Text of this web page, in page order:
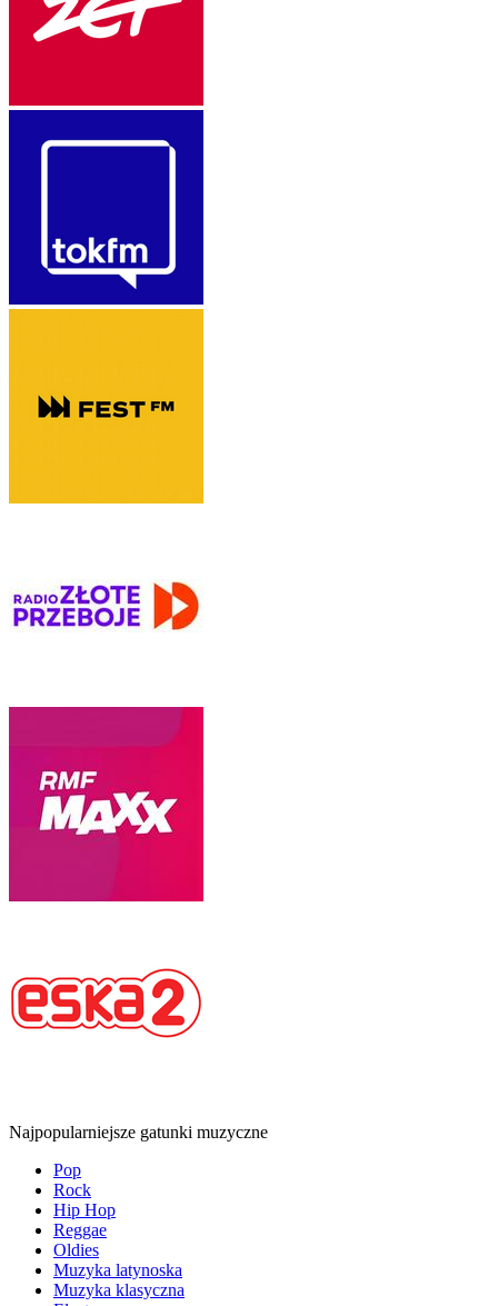
Najpopularniejsze gatunki muzyczne
Pop
Rock
Hip Hop
Reggae
Oldies
Muzyka latynoska
Muzyka klasyczna